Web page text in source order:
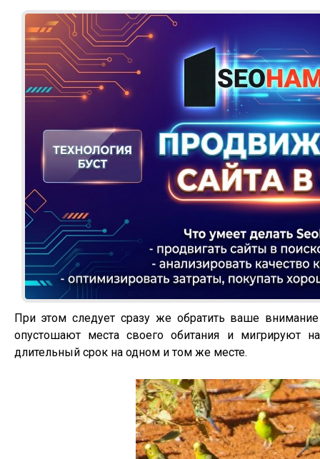
При этом следует сразу же обратить ваше
опустошают места своего обитания и мигрируют
длительный срок на одном и том же месте.